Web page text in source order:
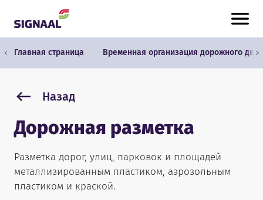
Главная страница Временная организация дорожного
Назад
Дорожная разметка
Разметка дорог, улиц, парковок и площадей
металлизированным пластиком, аэрозольным
пластиком и краской.